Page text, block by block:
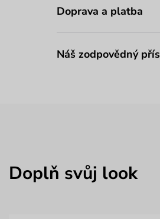
Doprava a platba
Náš zodpovědný
Doplň svůj look